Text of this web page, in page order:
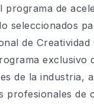
de
seleccionados
de
exclusivo
de la industria,
profesionales de